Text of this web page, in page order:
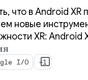
что в Android XR
новые
XR: Android
I/O +1